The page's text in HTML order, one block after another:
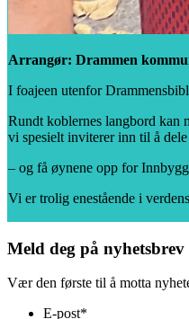
Arrangør: Drammen
I foajeen utenfor
Rundt koblernes langbord kan
vi spesielt inviterer inn til å dele
– og få øynene opp for
Vi er trolig enestående i
Meld deg på nyhetsbrev
Vær den første til å motta
E-post*